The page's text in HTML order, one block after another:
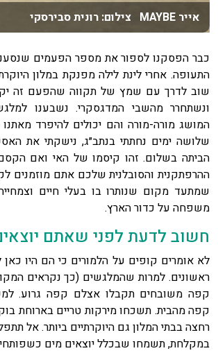
אייר MAYBE צילום: רונית סבירסקי
כבר הפסקנו לספור את מספר הפעמים
התעופה. אחרי לינת לילה מפנקת במלון
שוב לדרך עם שמץ של תקווה שהפעם זה
ונשתחרר מהשבי המדגסקרי. נשבענו
המושג מורה-מורה והם יכולים להיפרד
שלושה ימים נחתתי בנתב״ג, נישקתי את
הביתה בשלום. זהו קיסמו של האי ואם
ההרפתקנית והסובלנית שלכם אתם מוזמנים
שמתעד מקום שנותרו בו בעלי חיים
משפחה על כדור הארץ.
חשוב לדעת לפני שאתם
לא אומרים קופים על הלמורים כי הם היו כאן
ראשונים. למרות שהמלגשים (כך נקראים
קפה משובחים תקבלו אצלם קפה גרוע.
קפה מהבית. תשכחו מירקות טריים בארוחת
רחצה בבתי המלון גם היוקרתיים ביותר. אל
במקלחת, תשמחו שבכלל יוצאים מים